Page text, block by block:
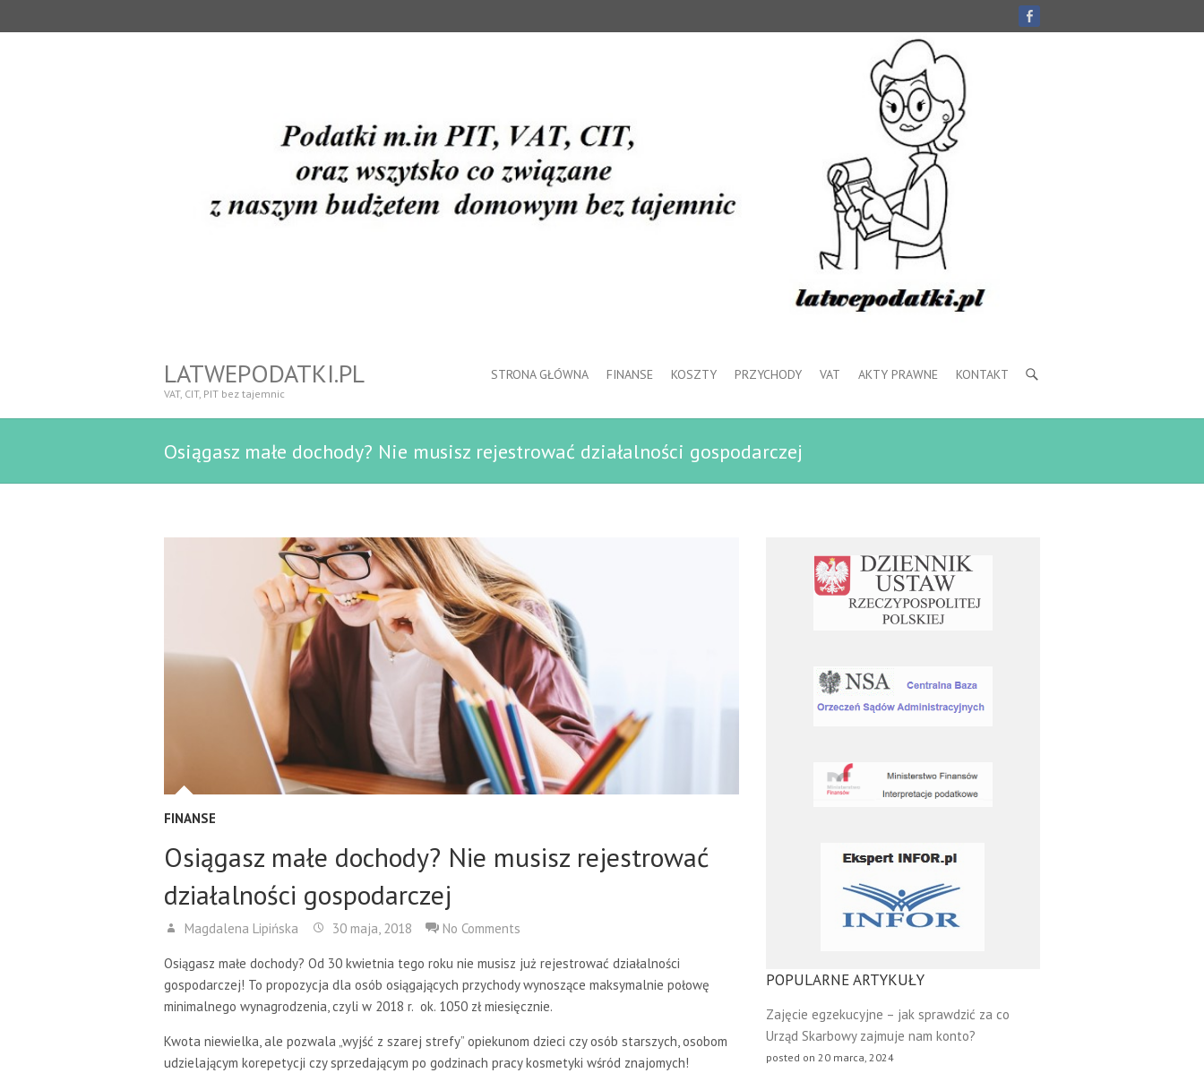
LATWEPODATKI.PL
VAT, CIT, PIT bez tajemnic
STRONA GŁÓWNA FINANSE KOSZTY PRZYCHODY VAT AKTY PRAWNE KONTAKT
Osiągasz małe dochody? Nie musisz rejestrować działalności gospodarczej
FINANSE
Osiągasz małe dochody? Nie musisz rejestrować
działalności gospodarczej
Magdalena Lipińska 30 maja, 2018 No Comments
Osiągasz małe dochody? Od 30 kwietnia tego roku nie musisz już rejestrować działalności
gospodarczej! To propozycja dla osób osiągających przychody wynoszące maksymalnie połowę
minimalnego wynagrodzenia, czyli w 2018 r. ok. 1050 zł miesięcznie.
Kwota niewielka, ale pozwala „wyjść z szarej strefy” opiekunom dzieci czy osób starszych, osobom
udzielającym korepetycji czy sprzedającym po godzinach pracy kosmetyki wśród znajomych!
POPULARNE ARTYKUŁY
Zajęcie egzekucyjne – jak sprawdzić za co
Urząd Skarbowy zajmuje nam konto?
posted on 20 marca, 2024